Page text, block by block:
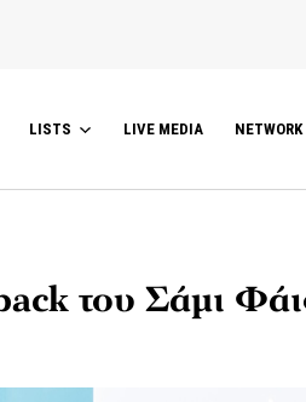
LISTS LIVE MEDIA NETWORK
του Σάμι